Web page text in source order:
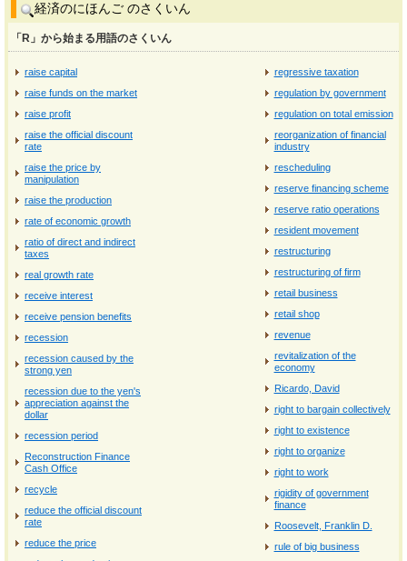
経済のにほんご のさくいん
「R」から始まる用語のさくいん
raise capital
raise funds on the market
raise profit
raise the official discount
rate
raise the price by
manipulation
raise the production
rate of economic growth
ratio of direct and indirect
taxes
real growth rate
receive interest
receive pension benefits
recession
recession caused by the
strong yen
recession due to the yen's
appreciation against the
dollar
recession period
Reconstruction Finance
Cash Office
recycle
reduce the official discount
rate
reduce the price
regressive taxation
regulation by government
regulation on total emission
reorganization of financial
industry
rescheduling
reserve financing scheme
reserve ratio operations
resident movement
restructuring
restructuring of firm
retail business
retail shop
revenue
revitalization of the
economy
Ricardo, David
right to bargain collectively
right to existence
right to organize
right to work
rigidity of government
finance
Roosevelt, Franklin D.
rule of big business